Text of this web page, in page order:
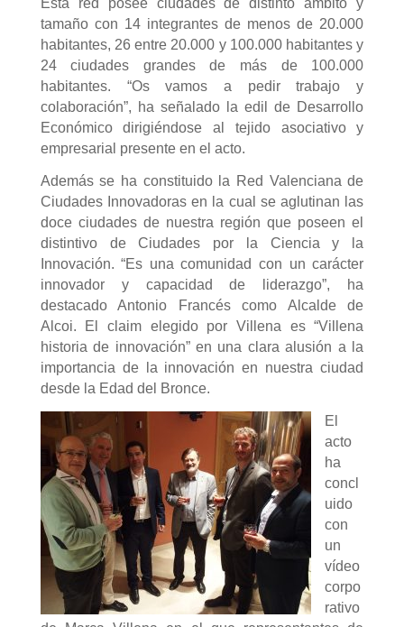
Esta red posee ciudades de distinto ámbito y
tamaño con 14 integrantes de menos de 20.000
habitantes, 26 entre 20.000 y 100.000 habitantes y
24 ciudades grandes de más de 100.000
habitantes. “Os vamos a pedir trabajo y
colaboración”, ha señalado la edil de Desarrollo
Económico dirigiéndose al tejido asociativo y
empresarial presente en el acto.
Además se ha constituido la Red Valenciana de
Ciudades Innovadoras en la cual se aglutinan las
doce ciudades de nuestra región que poseen el
distintivo de Ciudades por la Ciencia y la
Innovación. “Es una comunidad con un carácter
innovador y capacidad de liderazgo”, ha
destacado Antonio Francés como Alcalde de
Alcoi. El claim elegido por Villena es “Villena
historia de innovación” en una clara alusión a la
importancia de la innovación en nuestra ciudad
desde la Edad del Bronce.
El
acto
ha
concl
uido
con
un
vídeo
corpo
rativo